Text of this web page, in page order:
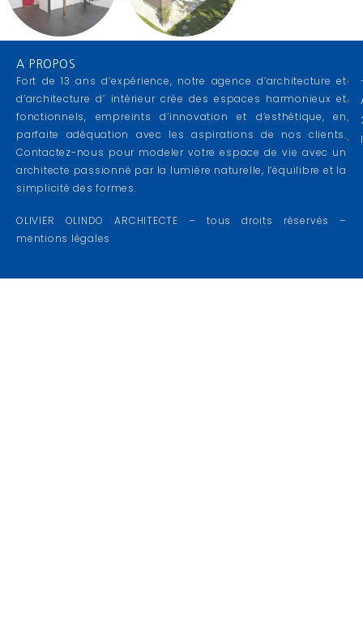
A PROPOS
Fort de 13 ans d’expérience, notre agence d’architecture et
d’architecture d’ intérieur crée des espaces harmonieux et
fonctionnels, empreints d’innovation et d’esthétique, en
parfaite adéquation avec les aspirations de nos clients.
Contactez-nous pour modeler votre espace de vie avec un
architecte passionné par la lumière naturelle, l’équilibre et la
simplicité des formes.
OLIVIER OLINDO ARCHITECTE – tous droits réservés –
mentions légales